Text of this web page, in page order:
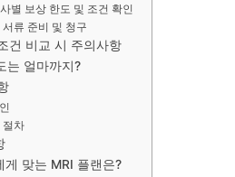
별 보상 한도 및 조건 확인
류 준비 및 청구
건 비교 시 주의사항
는 얼마까지?
절차
게 맞는 MRI 플랜은?